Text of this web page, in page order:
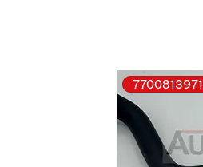
7700813971